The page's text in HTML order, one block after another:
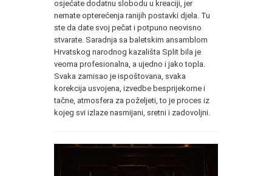
osjećate dodatnu slobodu u kreaciji, jer
nemate opterećenja ranijih postavki djela. Tu
ste da date svoj pečat i potpuno neovisno
stvarate. Saradnja sa baletskim ansamblom
Hrvatskog narodnog kazališta Split bila je
veoma profesionalna, a ujedno i jako topla.
Svaka zamisao je ispoštovana, svaka
korekcija usvojena, izvedbe besprijekorne i
tačne, atmosfera za poželjeti, to je proces iz
kojeg svi izlaze nasmijani, sretni i zadovoljni.